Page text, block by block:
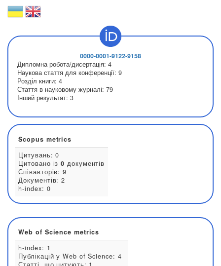
0000-0001-9122-9158
Дипломна робота/дисертація: 4
Наукова стаття для конференції:
Розділ книги: 4
Стаття в науковому журналі:
Інший результат: 3
Цитувань: 0
Цитовано із0документів
Співавторів: 9
Документів: 2